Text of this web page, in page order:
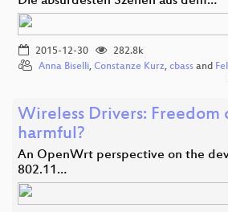
2015-12-30
282.8k
Anna Biselli, Constanze Kurz, cbass and
Wireless Drivers: Freedom
harmful?
An OpenWrt perspective on the
802.11…